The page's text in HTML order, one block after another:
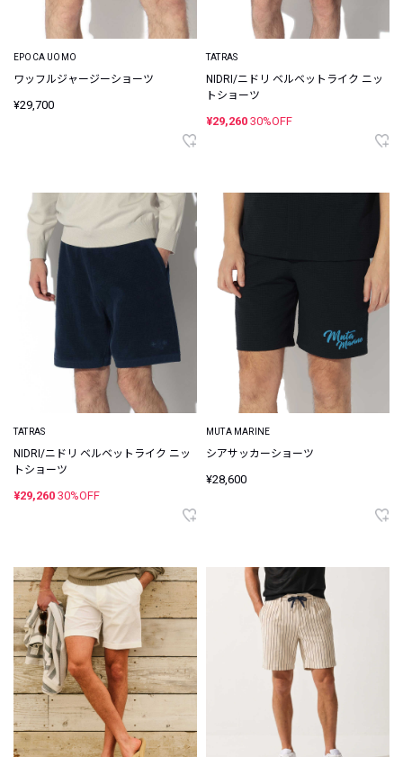
EPOCA UOMO
ワッフルジャージーショーツ
¥29,700
TATRAS
NIDRI/ニドリ ベルベットライク ニッ
トショーツ
¥29,260 30%OFF
TATRAS
NIDRI/ニドリ ベルベットライク ニッ
トショーツ
¥29,260 30%OFF
MUTA MARINE
シアサッカーショーツ
¥28,600